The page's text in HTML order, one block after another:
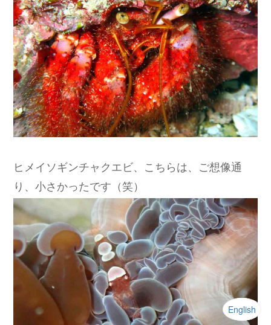
ヒメイソギンチャクエビ、こちらは、ご想像通
り、小さかったです（笑）
English